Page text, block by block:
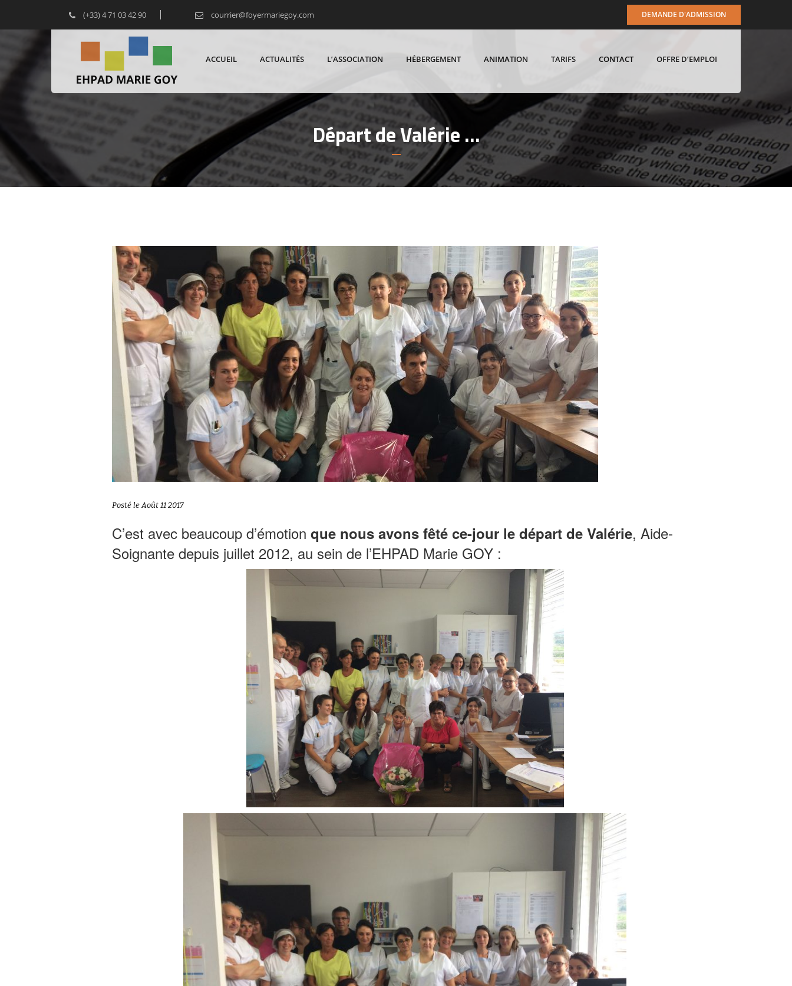
(+33) 4 71 03 42 90 courrier@foyermariegoy.com DEMANDE D'ADMISSION
ACCUEIL ACTUALITÉS L’ASSOCIATION HÉBERGEMENT ANIMATION TARIFS CONTACT OFFRE D’EMPLOI
Départ de Valérie …
Posté le Août 11 2017
C’est avec beaucoup d’émotion que nous avons fêté ce-jour le départ de Valérie, Aide-
Soignante depuis juillet 2012, au sein de l’EHPAD Marie GOY :